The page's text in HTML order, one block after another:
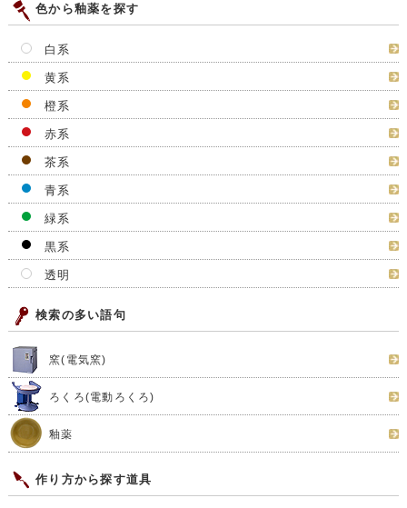
色から釉薬を探す
白系
黄系
橙系
赤系
茶系
青系
緑系
黒系
透明
検索の多い語句
窯(電気窯)
ろくろ(電動ろくろ)
釉薬
作り方から探す道具